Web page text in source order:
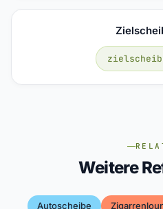
Weitere
Autoscheibe